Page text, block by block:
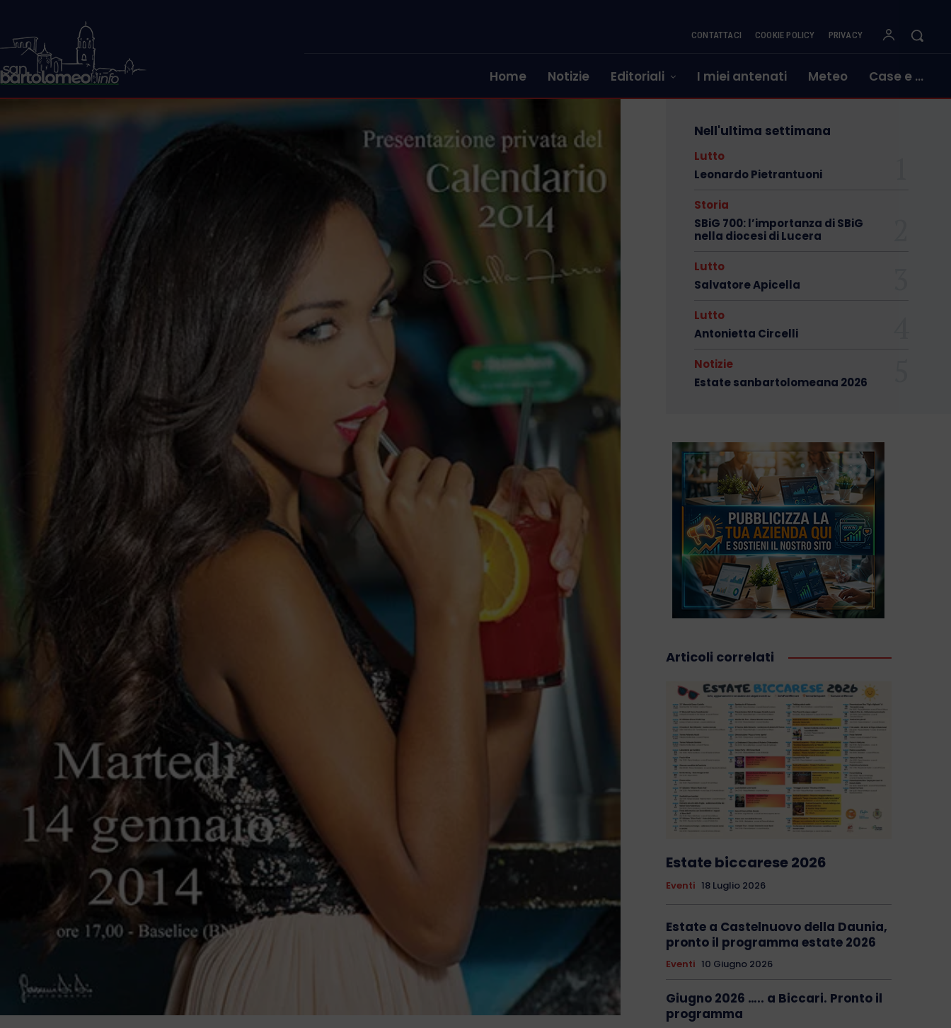
CONTATTACI COOKIE POLICY PRIVACY
Home Notizie Editoriali I miei antenati Meteo Case e …
Nell'ultima settimana
Lutto
Leonardo Pietrantuoni
Storia
SBiG 700: l’importanza di SBiG
nella diocesi di Lucera
Lutto
Salvatore Apicella
Lutto
Antonietta Circelli
Notizie
Estate sanbartolomeana 2026
Articoli correlati
Estate biccarese 2026
Eventi 18 Luglio 2026
Estate a Castelnuovo della Daunia,
pronto il programma estate 2026
Eventi 10 Giugno 2026
Giugno 2026 ….. a Biccari. Pronto il
programma